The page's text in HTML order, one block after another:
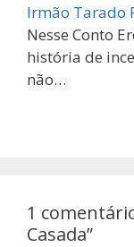
Irmão Tarado
Nesse Conto
história de
não…
1
Casada”